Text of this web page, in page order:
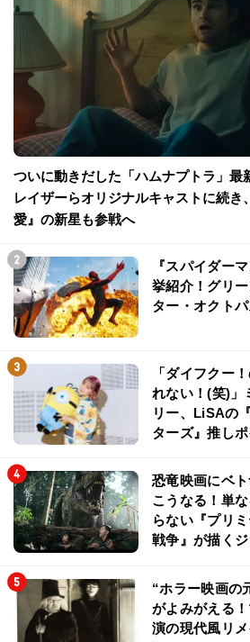
ついに動きだした「ハムナプトラ」最
レイザーらオリジナルキャストに続き
愛』の新星も参戦へ
『スパイダー
挙紹介！グリ
ター・オクト
「ダイフクー
れない！(笑)」
リー、LiSAの
ターズ』推しポ
恐竜映画にベ
こうなる！単
らない『プリ
戦争』が描く
“ホラー映画の
がよみがえる
演の現代風リ